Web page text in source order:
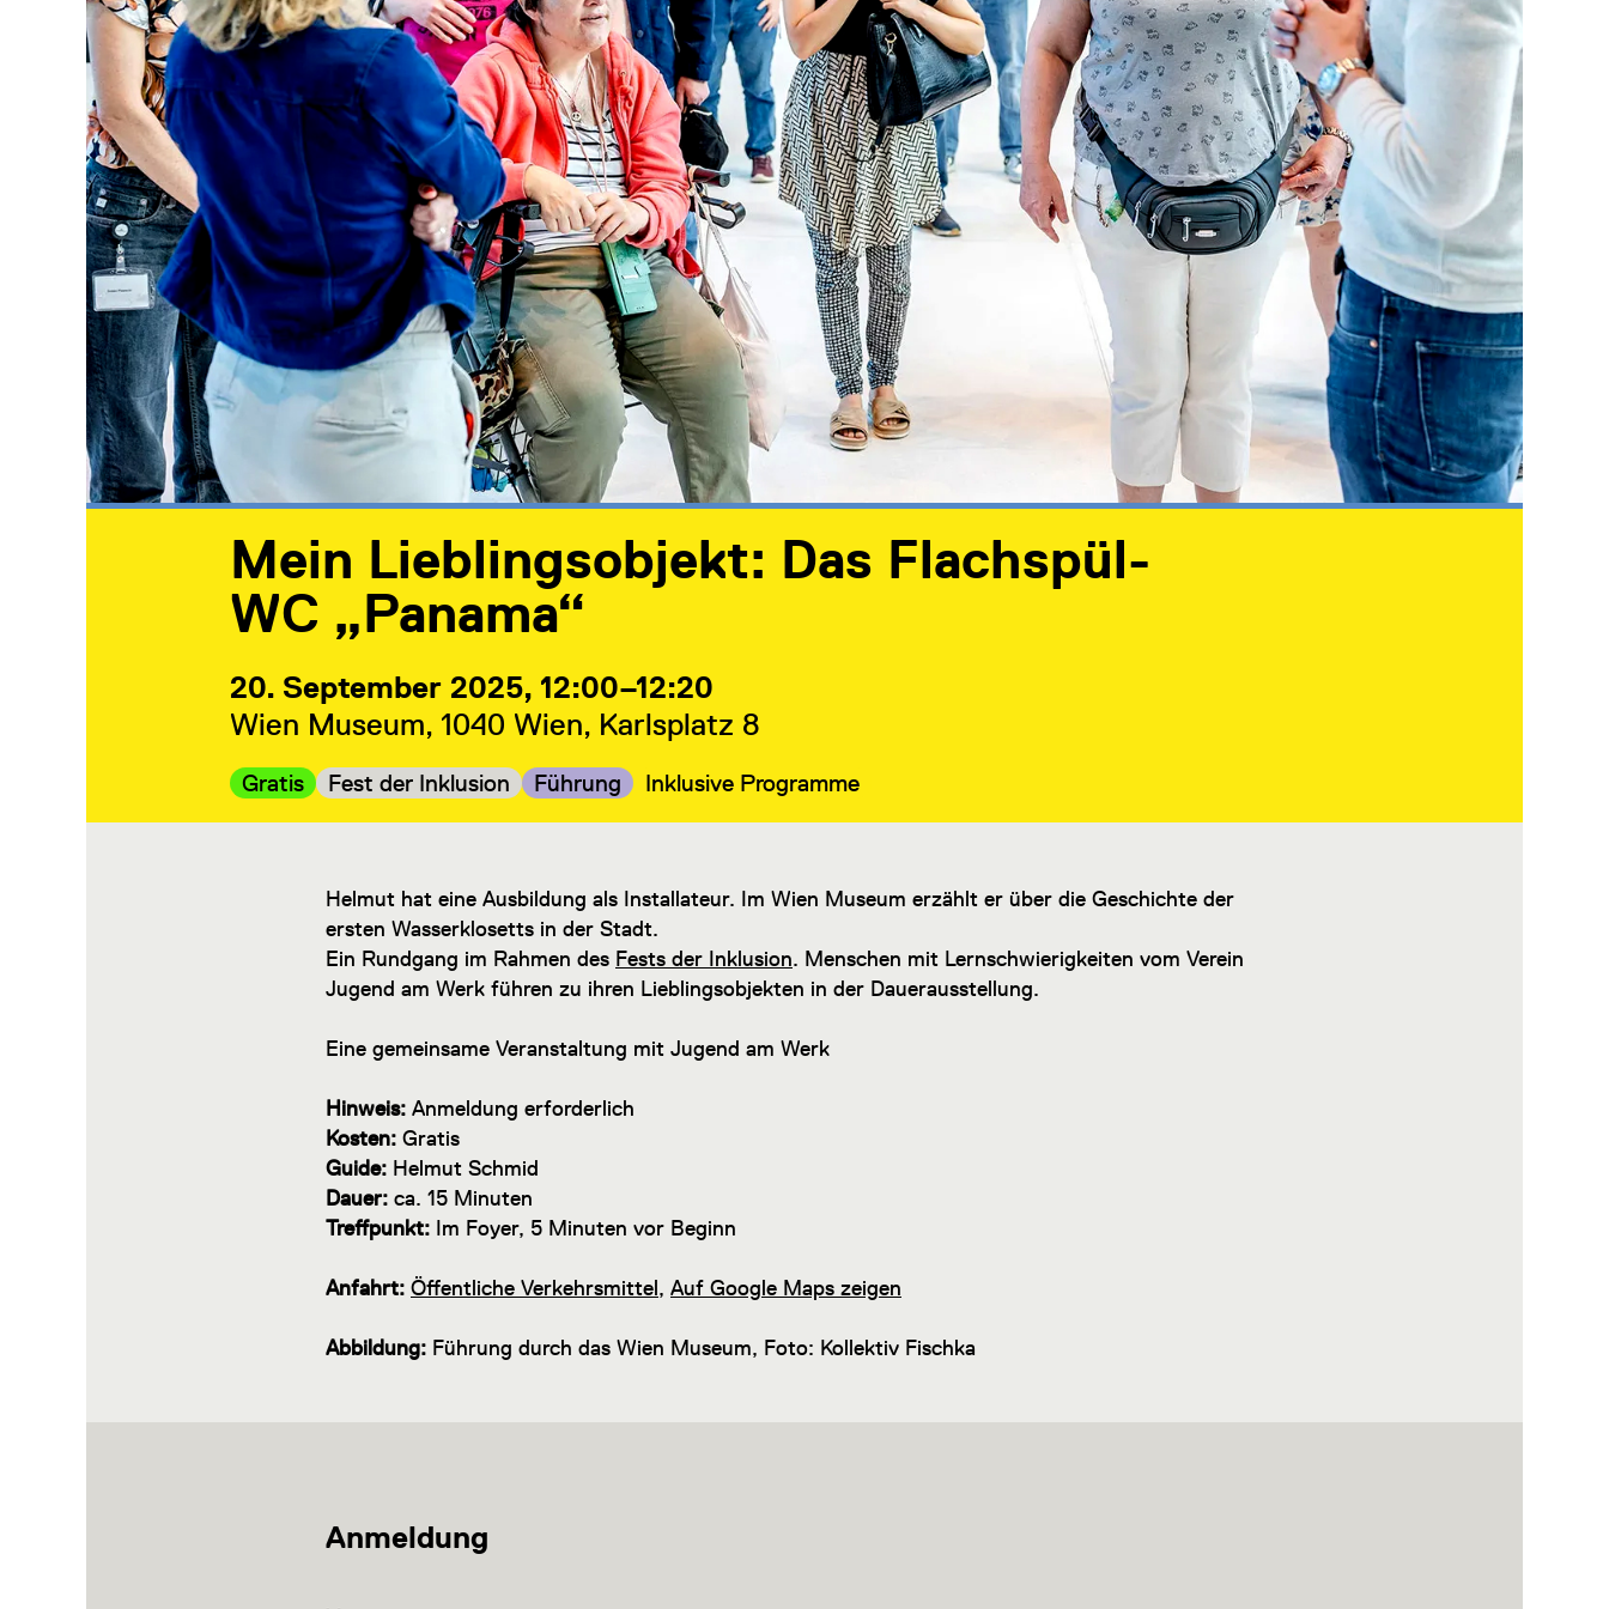
Mein Lieblingsobjekt: Das Flachspül-
WC „Panama“
20. September 2025, 12:00–12:20
Wien Museum, 1040 Wien, Karlsplatz 8
Kategorie:
Gratis Kategorie:
Fest der Inklusion Kategorie:
Führung Kategorie:
Inklusive Programme
Helmut hat eine Ausbildung als Installateur. Im Wien Museum erzählt er über die Geschichte der
ersten Wasserklosetts in der Stadt.
Ein Rundgang im Rahmen des Fests der Inklusion. Menschen mit Lernschwierigkeiten vom Verein
Jugend am Werk führen zu ihren Lieblingsobjekten in der Dauerausstellung.
Eine gemeinsame Veranstaltung mit Jugend am Werk
Hinweis: Anmeldung erforderlich
Kosten: Gratis
Guide: Helmut Schmid
Dauer: ca. 15 Minuten
Treffpunkt: Im Foyer, 5 Minuten vor Beginn
Anfahrt: Öffentliche Verkehrsmittel, Auf Google Maps zeigen
Abbildung: Führung durch das Wien Museum, Foto: Kollektiv Fischka
Anmeldung